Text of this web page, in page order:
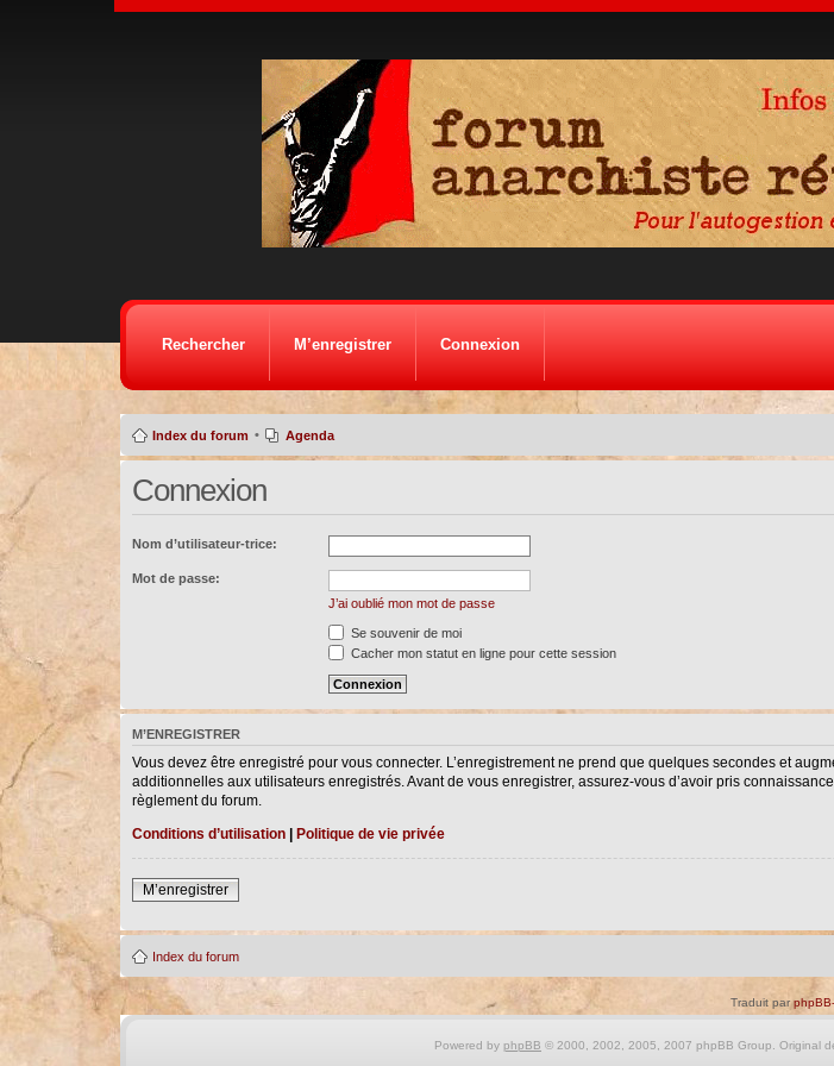
Rechercher M’enregistrer Connexion
Index du forum • Agenda
Connexion
Nom d’utilisateur-trice:
Mot de passe:
J’ai oublié mon mot de passe
Se souvenir de moi
Cacher mon statut en ligne pour cette session
M’ENREGISTRER
Vous devez être enregistré pour vous connecter. L’enregistrement ne prend que quelques secondes et
additionnelles aux utilisateurs enregistrés. Avant de vous enregistrer, assurez-vous d’avoir pris
règlement du forum.
Conditions d’utilisation| Politique de vie privée
M’enregistrer
Index du forum
Traduit par
Powered by phpBB © 2000, 2002, 2005, 2007 phpBB Group. Original